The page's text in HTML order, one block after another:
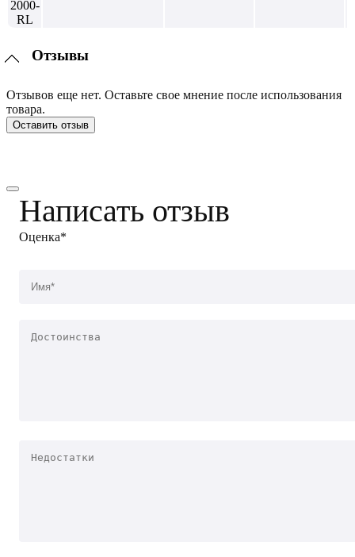
Отзывы
Отзывов еще нет. Оставьте свое мнение после использования
товара.
Оставить отзыв
Написать отзыв
Оценка*